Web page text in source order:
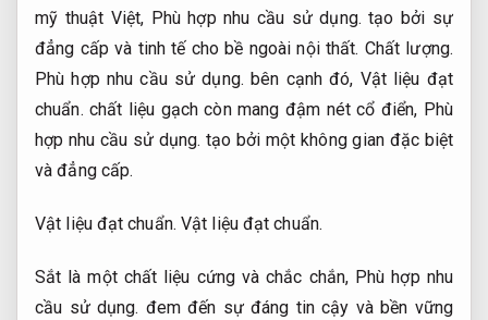
mỹ thuật Việt, Phù hợp nhu cầu sử dụng. tạo bởi sự
đẳng cấp và tinh tế cho bề ngoài nội thất. Chất lượng.
Phù hợp nhu cầu sử dụng. bên cạnh đó, Vật liệu đạt
chuẩn. chất liệu gạch còn mang đậm nét cổ điển, Phù
hợp nhu cầu sử dụng. tạo bởi một không gian đặc biệt
và đẳng cấp.
Vật liệu đạt chuẩn. Vật liệu đạt chuẩn.
Sắt là một chất liệu cứng và chắc chắn, Phù hợp nhu
cầu sử dụng. đem đến sự đáng tin cậy và bền vững